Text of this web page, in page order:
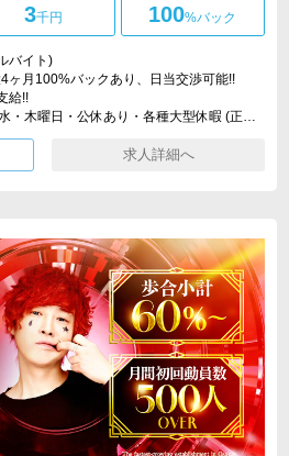
3千円 100%バック
バイト)
ヶ月100%バックあり、日当交渉可能!!
給!!
求人詳細へ